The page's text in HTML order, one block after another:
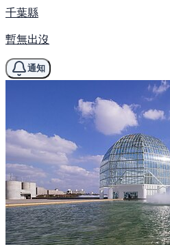
千葉縣
暫無出沒
通知